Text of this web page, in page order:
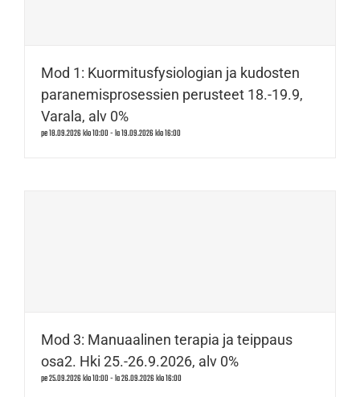
Mod 1: Kuormitusfysiologian ja kudosten
paranemisprosessien perusteet 18.-19.9,
Varala, alv 0%
pe 18.09.2026 klo 10:00-la 19.09.2026 klo 16:00
Mod 3: Manuaalinen terapia ja teippaus
osa2. Hki 25.-26.9.2026, alv 0%
pe 25.09.2026 klo 10:00-la 26.09.2026 klo 16:00